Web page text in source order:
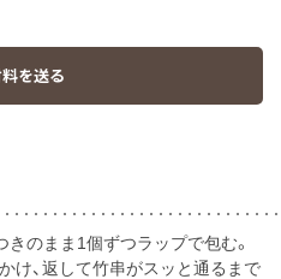
を送る
きのまま1個ずつラップで包む。
け、返して竹串がスッと通るまで